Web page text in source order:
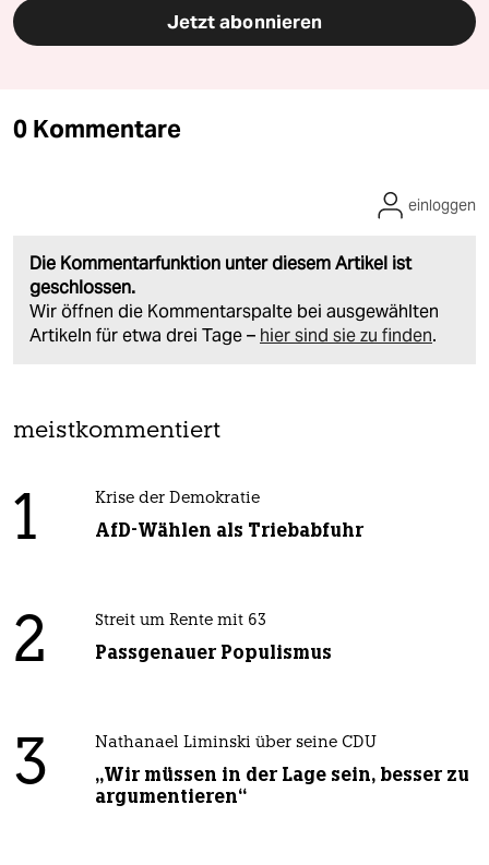
Jetzt abonnieren
0 Kommentare
Die Kommentarfunktion unter diesem Artikel ist
geschlossen.
Wir öffnen die Kommentarspalte bei ausgewählten
Artikeln für etwa drei Tage – hier sind sie zu finden.
einloggen
meistkommentiert
1 Krise der Demokratie
AfD-Wählen als Triebabfuhr
2 Streit um Rente mit 63
Passgenauer Populismus
3 Nathanael Liminski über seine CDU
„Wir müssen in der Lage sein, besser zu
argumentieren“